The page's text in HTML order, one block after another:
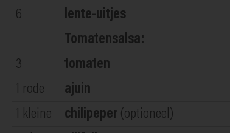
6
lente-uitjes
Tomatensalsa:
3
tomaten
1 rode
ajuin
1 kleine chilipeper (optioneel)